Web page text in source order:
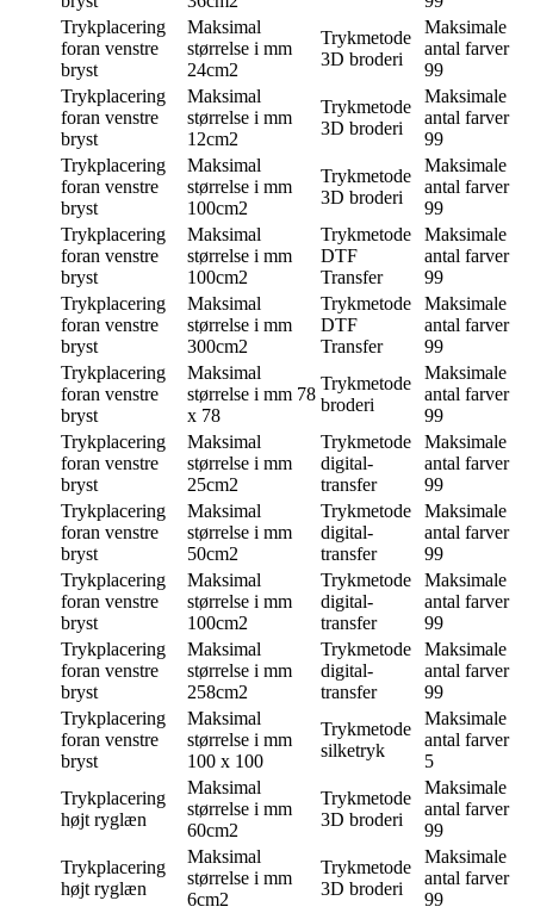
Trykplacering
foran venstre
bryst
Maksimal
størrelse i mm
24cm2
Trykmetode
3D broderi
Maksimale
antal farver
99
Trykplacering
foran venstre
bryst
Maksimal
størrelse i mm
12cm2
Trykmetode
3D broderi
Maksimale
antal farver
99
Trykplacering
foran venstre
bryst
Maksimal
størrelse i mm
100cm2
Trykmetode
3D broderi
Maksimale
antal farver
99
Trykplacering
foran venstre
bryst
Maksimal
størrelse i mm
100cm2
Trykmetode
DTF
Transfer
Maksimale
antal farver
99
Trykplacering
foran venstre
bryst
Maksimal
størrelse i mm
300cm2
Trykmetode
DTF
Transfer
Maksimale
antal farver
99
Trykplacering
foran venstre
bryst
Maksimal
størrelse i mm 78
x 78
Trykmetode
broderi
Maksimale
antal farver
99
Trykplacering
foran venstre
bryst
Maksimal
størrelse i mm
25cm2
Trykmetode
digital-
transfer
Maksimale
antal farver
99
Trykplacering
foran venstre
bryst
Maksimal
størrelse i mm
50cm2
Trykmetode
digital-
transfer
Maksimale
antal farver
99
Trykplacering
foran venstre
bryst
Maksimal
størrelse i mm
100cm2
Trykmetode
digital-
transfer
Maksimale
antal farver
99
Trykplacering
foran venstre
bryst
Maksimal
størrelse i mm
258cm2
Trykmetode
digital-
transfer
Maksimale
antal farver
99
Trykplacering
foran venstre
bryst
Maksimal
størrelse i mm
100 x 100
Trykmetode
silketryk
Maksimale
antal farver
5
Trykplacering
højt ryglæn
Maksimal
størrelse i mm
60cm2
Trykmetode
3D broderi
Maksimale
antal farver
99
Trykplacering
højt ryglæn
Maksimal
størrelse i mm
6cm2
Trykmetode
3D broderi
Maksimale
antal farver
99